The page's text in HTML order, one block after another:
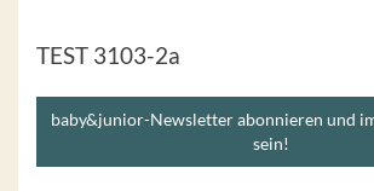
TEST 3103-2a
baby&junior-Newsletter abonnieren und
sein!